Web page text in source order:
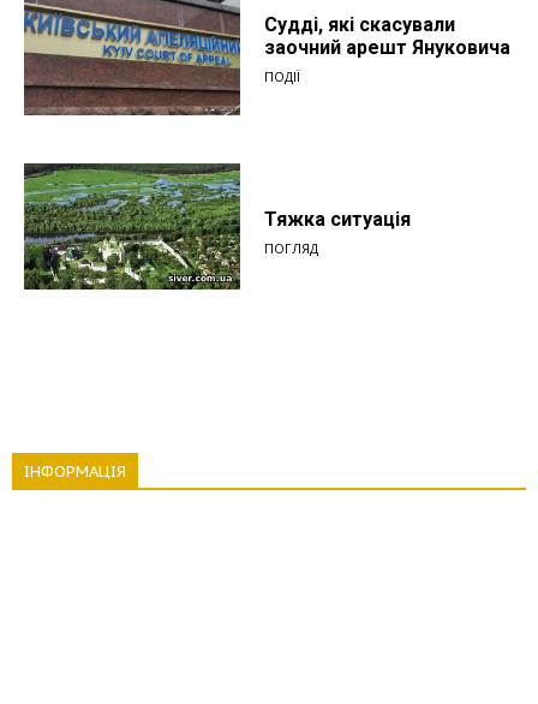
Судді, які скасували
заочний арешт Януковича
ПОДІЇ
Тяжка ситуація
ПОГЛЯД
ІНФОРМАЦІЯ